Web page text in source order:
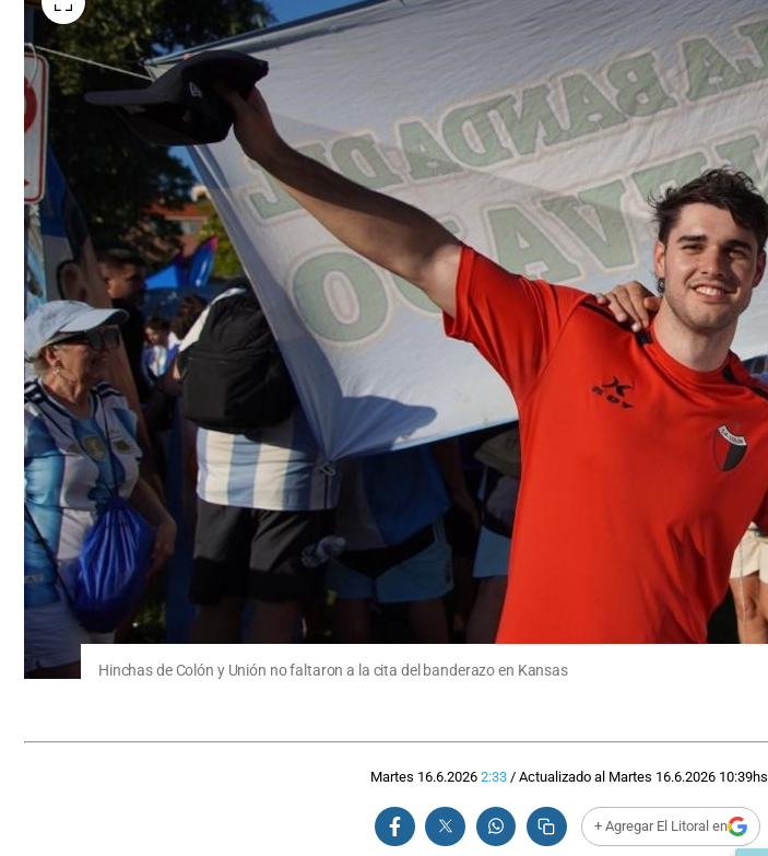
Hinchas de Colón y Unión no faltaron a la cita del banderazo en Kansas
Martes 16.6.2026 2:33 / Actualizado al Martes 16.6.2026 10:39hs
+ Agregar El Litoral en